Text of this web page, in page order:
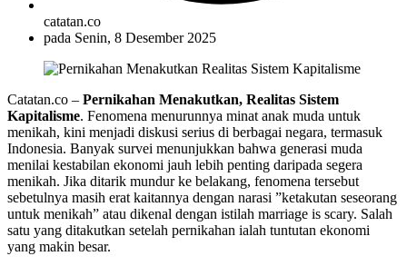
catatan.co
pada Senin, 8 Desember 2025
Catatan.co – Pernikahan Menakutkan, Realitas Sistem
Kapitalisme. Fenomena menurunnya minat anak muda untuk
menikah, kini menjadi diskusi serius di berbagai negara, termasuk
Indonesia. Banyak survei menunjukkan bahwa generasi muda
menilai kestabilan ekonomi jauh lebih penting daripada segera
menikah. Jika ditarik mundur ke belakang, fenomena tersebut
sebetulnya masih erat kaitannya dengan narasi ”ketakutan seseorang
untuk menikah” atau dikenal dengan istilah marriage is scary. Salah
satu yang ditakutkan setelah pernikahan ialah tuntutan ekonomi
yang makin besar.